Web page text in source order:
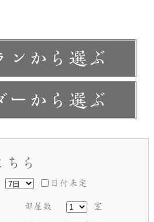
日付未定
部屋数 室